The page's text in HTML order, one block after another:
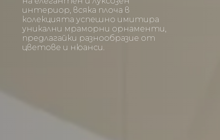
интериор, всяка плоча в
колекцията успешно имитира
уникални мраморни орнаменти,
предлагайки разнообразие от
цветове и нюанси.